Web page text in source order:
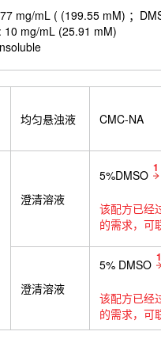
mg/mL ( (199.55 mM) ；
10 mg/mL (25.91 mM)
均匀悬浊液 CMC-NA
澄清溶液
5%DMSO 1
该配方已经
的需求，可
澄清溶液
5% DMSO 1
该配方已经
的需求，可